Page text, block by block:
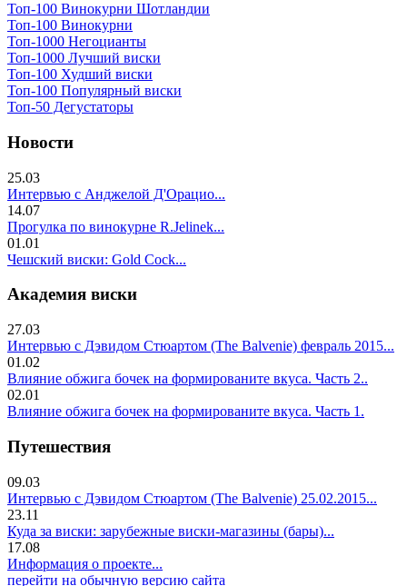
Топ-100 Винокурни Шотландии
Топ-100 Винокурни
Топ-1000 Негоцианты
Топ-1000 Лучший виски
Топ-100 Худший виски
Топ-100 Популярный виски
Топ-50 Дегустаторы
Новости
25.03
Интервью с Анджелой Д'Орацио...
14.07
Прогулка по винокурне R.Jelinek...
01.01
Чешский виски: Gold Cock...
Академия виски
27.03
Интервью с Дэвидом Стюартом (The Balvenie) февраль 2015...
01.02
Влияние обжига бочек на формированите вкуса. Часть 2..
02.01
Влияние обжига бочек на формированите вкуса. Часть 1.
Путешествия
09.03
Интервью с Дэвидом Стюартом (The Balvenie) 25.02.2015...
23.11
Куда за виски: зарубежные виски-магазины (бары)...
17.08
Информация о проекте...
перейти на обычную версию сайта